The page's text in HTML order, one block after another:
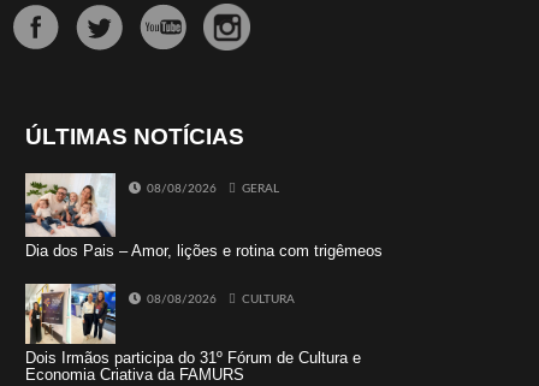
ÚLTIMAS NOTÍCIAS
08/08/2026 GERAL
Dia dos Pais – Amor, lições e rotina com trigêmeos
08/08/2026 CULTURA
Dois Irmãos participa do 31º Fórum de Cultura e
Economia Criativa da FAMURS